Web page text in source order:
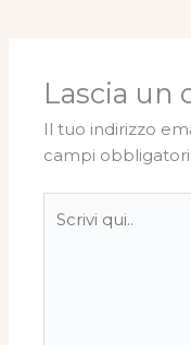
Lascia un
Il tuo indirizzo
campi
qui..